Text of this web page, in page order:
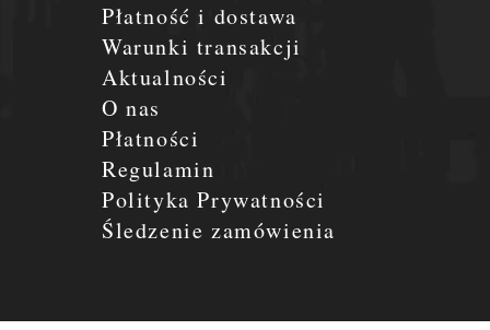
Płatność i dostawa
Warunki transakcji
Aktualności
O nas
Płatności
Regulamin
Polityka Prywatności
Śledzenie zamówienia